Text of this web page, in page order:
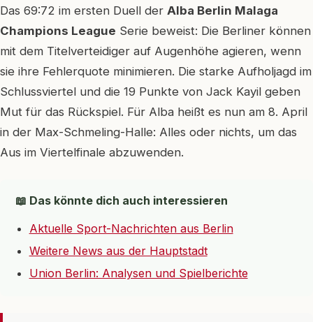
Das 69:72 im ersten Duell der Alba Berlin Malaga
Champions League Serie beweist: Die Berliner können
mit dem Titelverteidiger auf Augenhöhe agieren, wenn
sie ihre Fehlerquote minimieren. Die starke Aufholjagd im
Schlussviertel und die 19 Punkte von Jack Kayil geben
Mut für das Rückspiel. Für Alba heißt es nun am 8. April
in der Max-Schmeling-Halle: Alles oder nichts, um das
Aus im Viertelfinale abzuwenden.
📖 Das könnte dich auch interessieren
Aktuelle Sport-Nachrichten aus Berlin
Weitere News aus der Hauptstadt
Union Berlin: Analysen und Spielberichte